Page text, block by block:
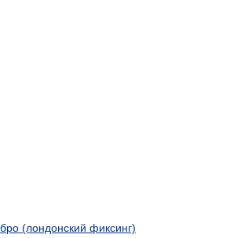
(лондонский фиксинг)